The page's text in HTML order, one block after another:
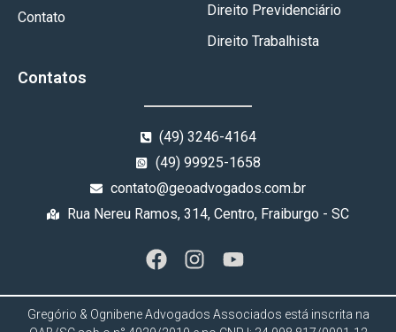
Contato
Direito Previdenciário
Direito Trabalhista
Contatos
(49) 3246-4164
(49) 99925-1658
contato@geoadvogados.com.br
Rua Nereu Ramos, 314, Centro, Fraiburgo - SC
Gregório & Ognibene Advogados Associados está inscrita na